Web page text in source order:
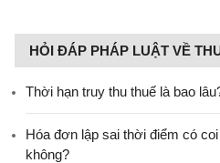
HỎI ĐÁP PHÁP LUẬT VỀ
Thời hạn truy thu thuế là bao
Hóa đơn lập sai thời điểm có
không?